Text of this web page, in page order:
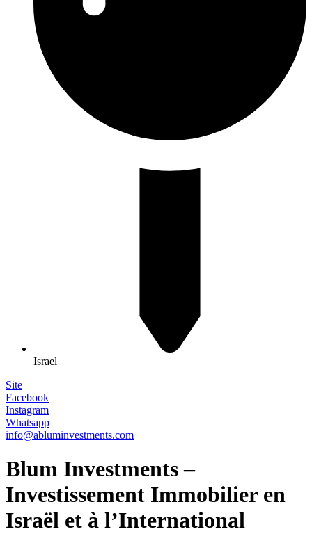
Israel
Site
Facebook
Instagram
Whatsapp
info@abluminvestments.com
Blum Investments –
Investissement Immobilier en
Israël et à l’International